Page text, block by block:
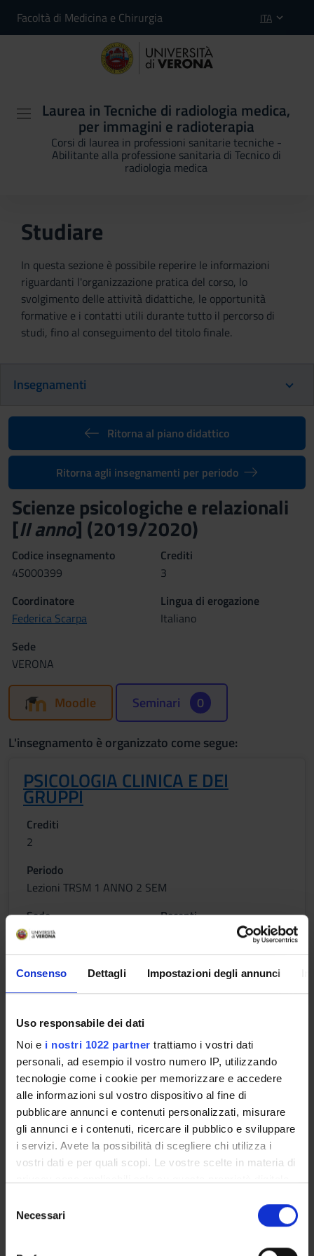
Consenso Dettagli Impostazioni degli annunci
Uso responsabile dei dati
Noi e i nostri 1022 partner trattiamo i vostri dati
personali, ad esempio il vostro numero IP, utilizzando
tecnologie come i cookie per memorizzare e accedere
alle informazioni sul vostro dispositivo al fine di
pubblicare annunci e contenuti personalizzati, misurare
gli annunci e i contenuti, ricercare il pubblico e sviluppare
i servizi. Avete la possibilità di scegliere chi utilizza i
vostri dati e per quali scopi. Le vostre scelte in materia di
modificare o revocare il proprio consenso in qualsiasi
momento dalla Dichiarazione sui cookie o facendo clic
Necessari
Facoltà di Medicina e Chirurgia ITA
Laurea in Tecniche di radiologia medica,
per immagini e radioterapia
Corsi di laurea in professioni sanitarie tecniche -
Abilitante alla professione sanitaria di Tecnico di
radiologia medica
Studiare
In questa sezione è possibile reperire le informazioni
riguardanti l'organizzazione pratica del corso, lo
svolgimento delle attività didattiche, le opportunità
formative e i contatti utili durante tutto il percorso di
studi, fino al conseguimento del titolo finale.
Insegnamenti
Ritorna al piano didattico
Ritorna agli insegnamenti per periodo
Scienze psicologiche e relazionali
[II anno] (2019/2020)
Codice insegnamento
4S000399
Crediti
3
Coordinatore
Federica Scarpa
Lingua di erogazione
Italiano
Sede
VERONA
Moodle Seminari 0
L'insegnamento è organizzato come segue:
PSICOLOGIA CLINICA E DEI
GRUPPI
Crediti
2
Periodo
Lezioni TRSM 1 ANNO 2 SEM
Sede
VERONA
Docenti
Mariaelena Bertani
Orario Lezioni
COMPETENZE RELAZIONALI E
COMUNICATIVE NELL'ESERCIZIO
PROFESSIONALE
Crediti
1
Periodo
Lezioni TRSM 1 ANNO 2 SEM
VERONA
Orario Lezioni